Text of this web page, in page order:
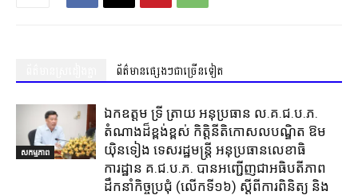
ព័ត៌មានផ្សេងៗជាច្រើនទៀត
សកម្មភាព
ឯកឧត្តម ទ្រី ត្រាយ អនុប្រធាន ល.គ.ជ.ប.ភ.
តំណាងដ៏ខ្ពង់ខ្ពស់ កិត្តិនីតិកោសលបណ្ឌិត ឱម
យ៉ិនទៀង ទេសរដ្ឋមន្ត្រី អនុប្រធានលេខាធិ
ការដ្ឋាន គ.ជ.ប.ភ. បានអញ្ជើញជាអធិបតីភាព
ដឹកនាំកិច្ចប្រជុំ (លេីកទី១៦) ស្តីពីការពិនិត្យ​ និង